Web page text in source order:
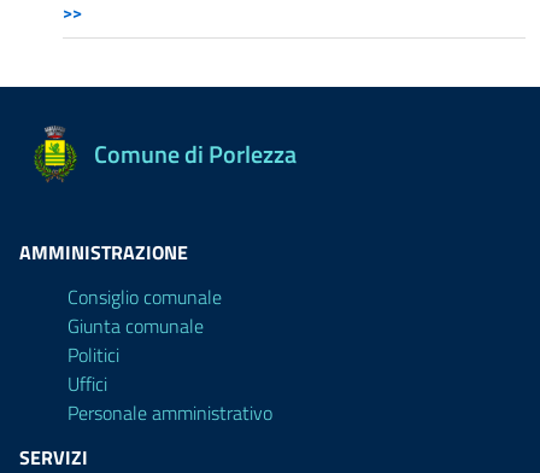
>>
Comune di Porlezza
AMMINISTRAZIONE
Consiglio comunale
Giunta comunale
Politici
Uffici
Personale amministrativo
SERVIZI